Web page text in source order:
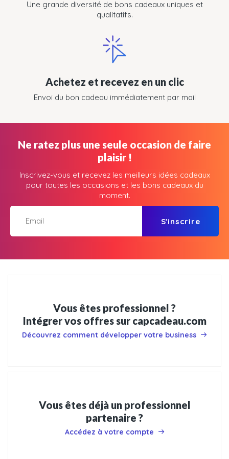
Une grande diversité de bons cadeaux uniques et
qualitatifs.
Achetez et recevez en un clic
Envoi du bon cadeau immédiatement par mail
Ne ratez plus une seule occasion de faire
plaisir !
Inscrivez-vous et recevez les meilleurs idées cadeaux
pour toutes les occasions et les bons cadeaux du
moment.
S'inscrire
Vous êtes professionnel ?
Intégrer vos offres sur capcadeau.com
Découvrez comment développer votre business
Vous êtes déjà un professionnel
partenaire ?
Accédez à votre compte